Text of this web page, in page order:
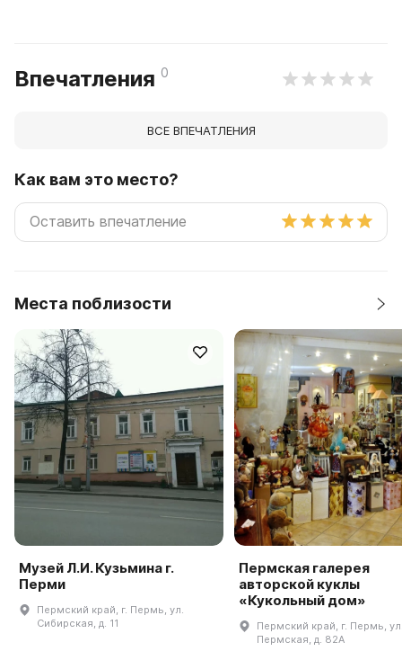
Впечатления 0
ВСЕ ВПЕЧАТЛЕНИЯ
Как вам это место?
Места поблизости
Музей Л.И. Кузьмина г.
Перми
Пермский край, г. Пермь, ул.
Сибирская, д. 11
Пермская галерея
авторской куклы
«Кукольный дом»
Пермский край, г. Пермь,
Пермская, д. 82А